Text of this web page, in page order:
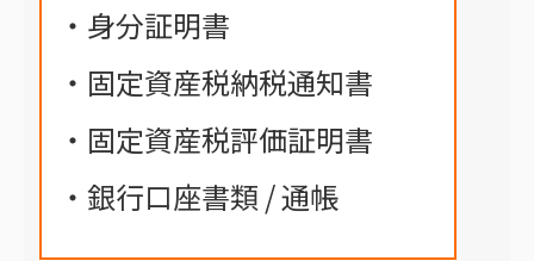
・身分証明書
・固定資産税納税通知書
・固定資産税評価証明書
・銀行口座書類 / 通帳